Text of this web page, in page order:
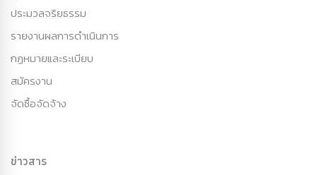
ประมวลจริยธรรม
รายงานผลการดำเนินการ
กฏหมายและระเบียบ
สมัครงาน
จัดซื้อจัดจ้าง
ข่าวสาร